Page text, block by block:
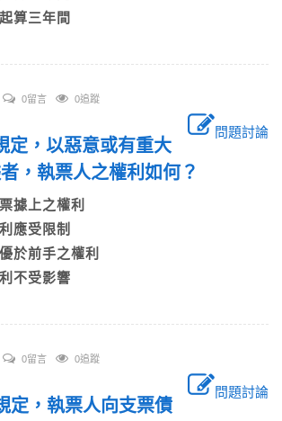
算三年間
0留言 0追蹤
問題討論
定，以惡意或有重大
，執票人之權利如何？
據上之權利
應受限制
於前手之權利
不受影響
0留言 0追蹤
問題討論
定，執票人向支票債